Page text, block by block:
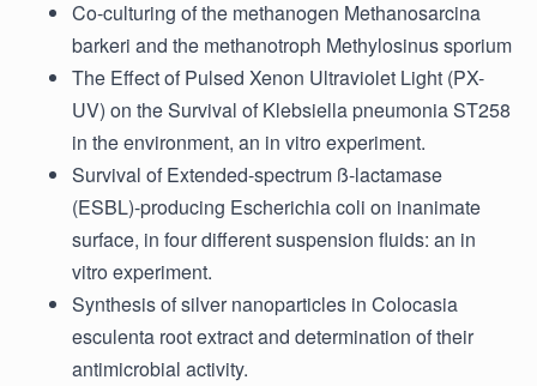
Co-culturing of the methanogen Methanosarcina
barkeri and the methanotroph Methylosinus sporium
The Effect of Pulsed Xenon Ultraviolet Light (PX-
UV) on the Survival of Klebsiella pneumonia ST258
in the environment, an in vitro experiment.
Survival of Extended-spectrum ß-lactamase
(ESBL)-producing Escherichia coli on inanimate
surface, in four different suspension fluids: an in
vitro experiment.
Synthesis of silver nanoparticles in Colocasia
esculenta root extract and determination of their
antimicrobial activity.